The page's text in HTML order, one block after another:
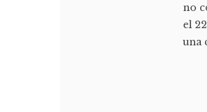
no
el
una